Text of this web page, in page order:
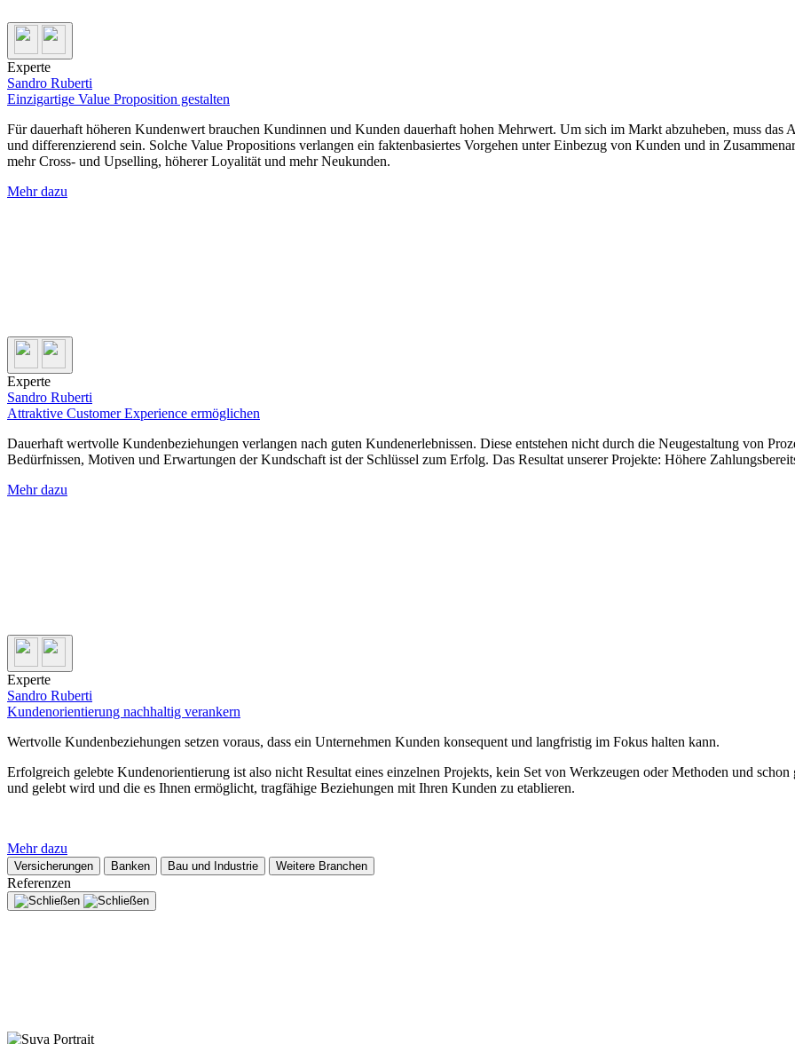
Experte
Sandro Ruberti
Einzigartige Value Proposition gestalten
Für dauerhaft höheren Kundenwert brauchen Kundinnen und Kunden dauerhaft hohen Mehrwert. Um sich im Markt abzuheben, muss das
und differenzierend sein. Solche Value Propositions verlangen ein faktenbasiertes Vorgehen unter Einbezug von Kunden und in
mehr Cross- und Upselling, höherer Loyalität und mehr Neukunden.
Mehr dazu
Experte
Sandro Ruberti
Attraktive Customer Experience ermöglichen
Dauerhaft wertvolle Kundenbeziehungen verlangen nach guten Kundenerlebnissen. Diese entstehen nicht durch die Neugestaltung von
Bedürfnissen, Motiven und Erwartungen der Kundschaft ist der Schlüssel zum Erfolg. Das Resultat unserer Projekte: Höhere
Mehr dazu
Experte
Sandro Ruberti
Kundenorientierung nachhaltig verankern
Wertvolle Kundenbeziehungen setzen voraus, dass ein Unternehmen Kunden konsequent und langfristig im Fokus halten kann.
Erfolgreich gelebte Kundenorientierung ist also nicht Resultat eines einzelnen Projekts, kein Set von Werkzeugen oder Methoden und
und gelebt wird und die es Ihnen ermöglicht, tragfähige Beziehungen mit Ihren Kunden zu etablieren.
Mehr dazu
Versicherungen Banken Bau und Industrie Weitere Branchen
Referenzen